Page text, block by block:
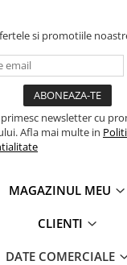
si promotiile
primesc newsletter cu
Afla mai multe in
MAGAZINUL MEU
CLIENTI
DATE COMERCIALE